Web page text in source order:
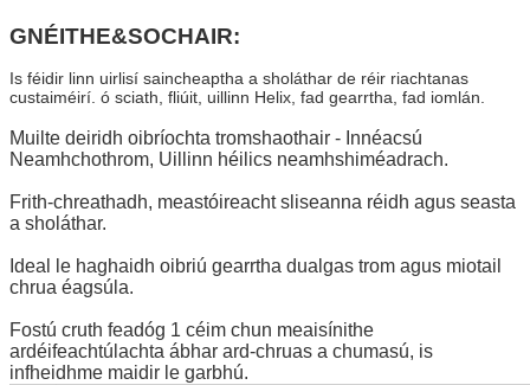
GNÉITHE&SOCHAIR:
Is féidir linn uirlisí saincheaptha a sholáthar de réir riachtanas
custaiméirí. ó sciath, fliúit, uillinn Helix, fad gearrtha, fad iomlán.
Muilte deiridh oibríochta tromshaothair - Innéacsú
Neamhchothrom, Uillinn héilics neamhshiméadrach.
Frith-chreathadh, meastóireacht sliseanna réidh agus seasta
a sholáthar.
Ideal le haghaidh oibriú gearrtha dualgas trom agus miotail
chrua éagsúla.
Fostú cruth feadóg 1 céim chun meaisínithe
ardéifeachtúlachta ábhar ard-chruas a chumasú, is
infheidhme maidir le garbhú.